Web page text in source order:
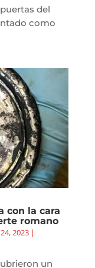
del
como
con la cara
romano
24, 2023|
un